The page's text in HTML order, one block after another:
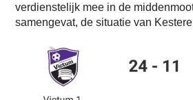
verdienstelijk mee in de
samengevat, de situatie van